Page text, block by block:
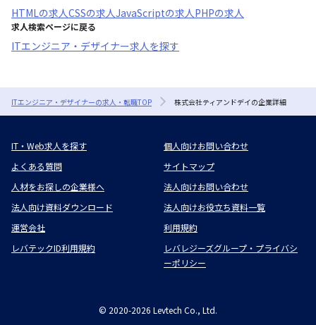
HTMLの求人CSSの求人JavaScriptの求人 PHPの求人
求人検索ページに戻る
ITエンジニア・デザイナー求人を探す
ITエンジニア・デザイナーの求人・転職TOP 株式会社ティアンドデイの企業詳細
IT・Web求人を探す
個人向けお問い合わせ
よくある質問
サイトマップ
人材をお探しの企業様へ
法人向けお問い合わせ
法人向け資料ダウンロード
法人向けお役立ち資料一覧
運営会社
利用規約
レバテックID利用規約
レバレジーズグループ・プライバシ
ーポリシー
© 2020-2026 Levtech Co., Ltd.